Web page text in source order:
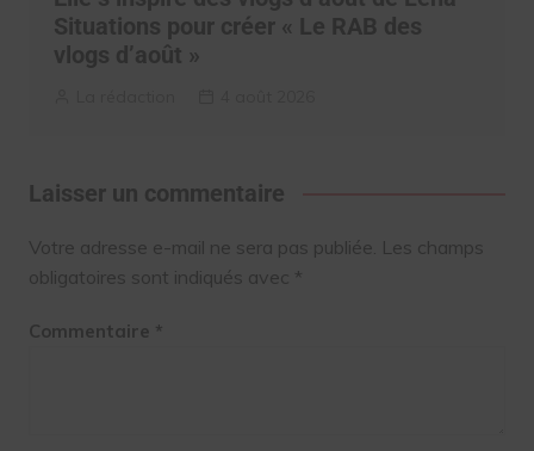
Situations pour créer « Le RAB des
vlogs d’août »
Laisser un commentaire
Votre adresse e-mail ne sera pas publiée. Les champs
obligatoires sont indiqués avec *
Commentaire *